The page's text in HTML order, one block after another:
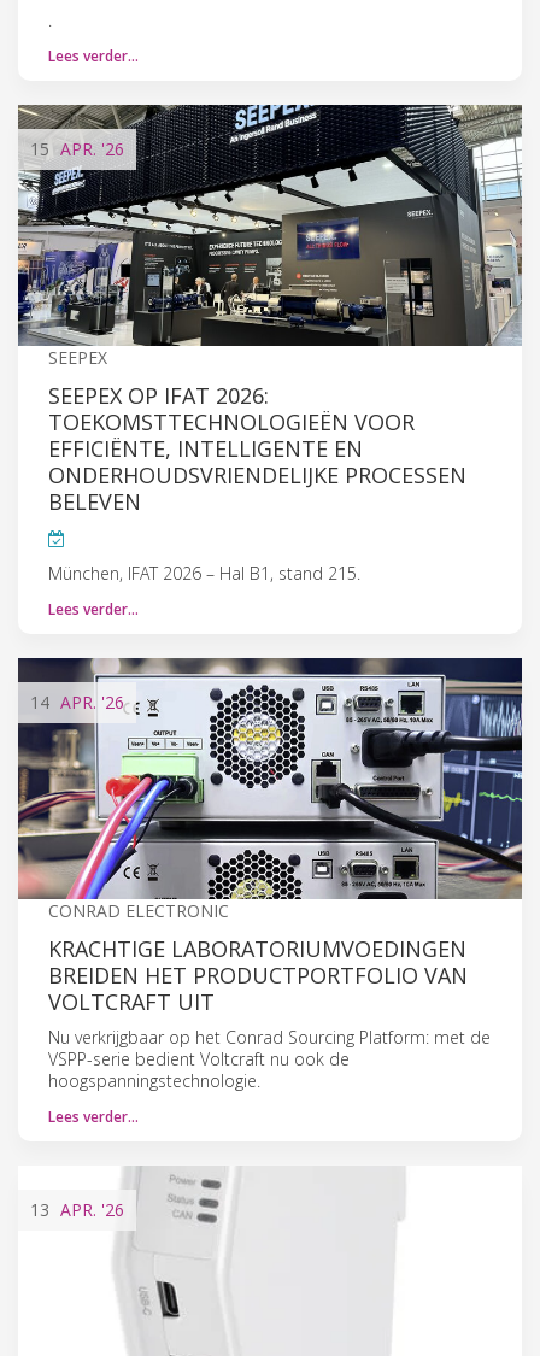
.
Lees verder…
15 APR. '26
SEEPEX
SEEPEX OP IFAT 2026:
TOEKOMSTTECHNOLOGIEËN VOOR
EFFICIËNTE, INTELLIGENTE EN
ONDERHOUDSVRIENDELIJKE PROCESSEN
BELEVEN
München, IFAT 2026 – Hal B1, stand 215.
Lees verder…
14 APR. '26
CONRAD ELECTRONIC
KRACHTIGE LABORATORIUMVOEDINGEN
BREIDEN HET PRODUCTPORTFOLIO VAN
VOLTCRAFT UIT
Nu verkrijgbaar op het Conrad Sourcing Platform: met de
VSPP-serie bedient Voltcraft nu ook de
hoogspanningstechnologie.
Lees verder…
13 APR. '26